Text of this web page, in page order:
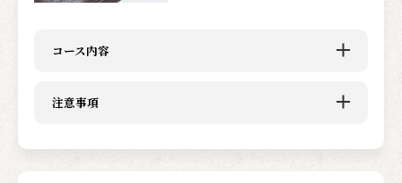
コース内容
注意事項